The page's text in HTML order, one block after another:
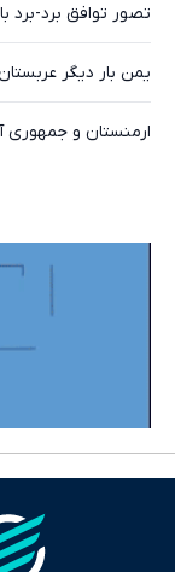
تصور توافق برد-برد
یمن بار دیگر
ارمنستان و جمهوری